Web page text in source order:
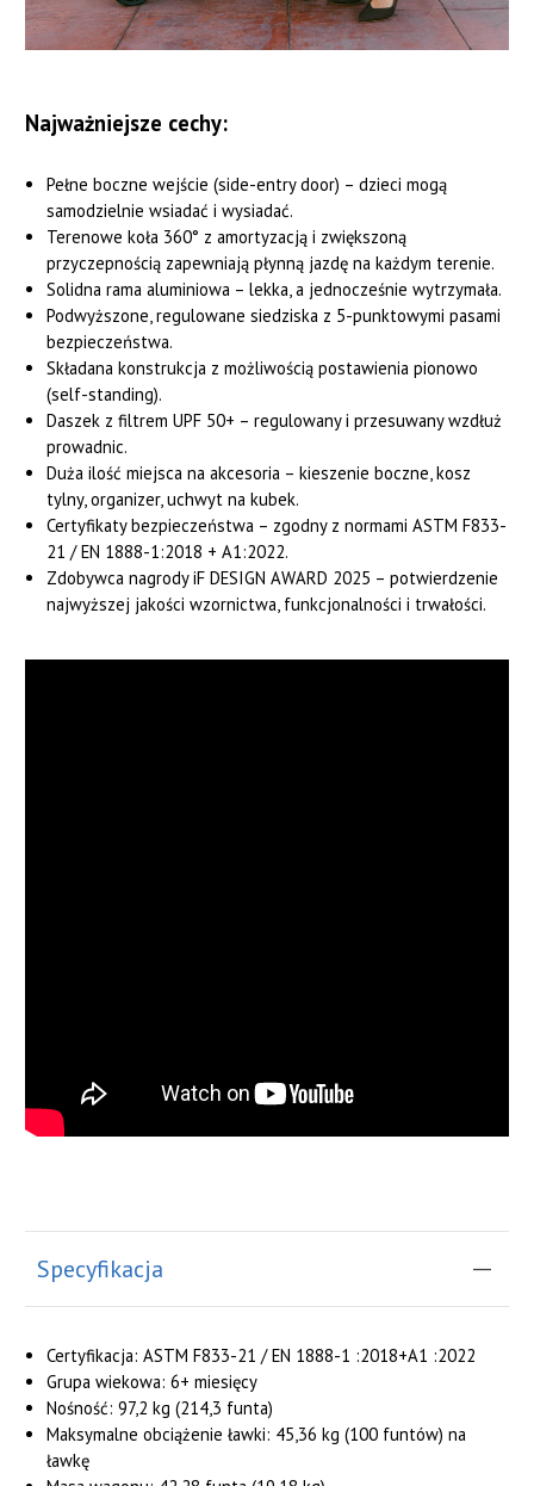
Najważniejsze cechy:
Pełne boczne wejście (side-entry door) – dzieci mogą
samodzielnie wsiadać i wysiadać.
Terenowe koła 360° z amortyzacją i zwiększoną
przyczepnością zapewniają płynną jazdę na każdym terenie.
Solidna rama aluminiowa – lekka, a jednocześnie wytrzymała.
Podwyższone, regulowane siedziska z 5-punktowymi pasami
bezpieczeństwa.
Składana konstrukcja z możliwością postawienia pionowo
(self-standing).
Daszek z filtrem UPF 50+ – regulowany i przesuwany wzdłuż
prowadnic.
Duża ilość miejsca na akcesoria – kieszenie boczne, kosz
tylny, organizer, uchwyt na kubek.
Certyfikaty bezpieczeństwa – zgodny z normami ASTM F833-
21 / EN 1888-1:2018 + A1:2022.
Zdobywca nagrody iF DESIGN AWARD 2025 – potwierdzenie
najwyższej jakości wzornictwa, funkcjonalności i trwałości.
Specyfikacja
Certyfikacja: ASTM F833-21 / EN 1888-1 :2018+A1 :2022
Grupa wiekowa: 6+ miesięcy
Nośność: 97,2 kg (214,3 funta)
Maksymalne obciążenie ławki: 45,36 kg (100 funtów) na
ławkę